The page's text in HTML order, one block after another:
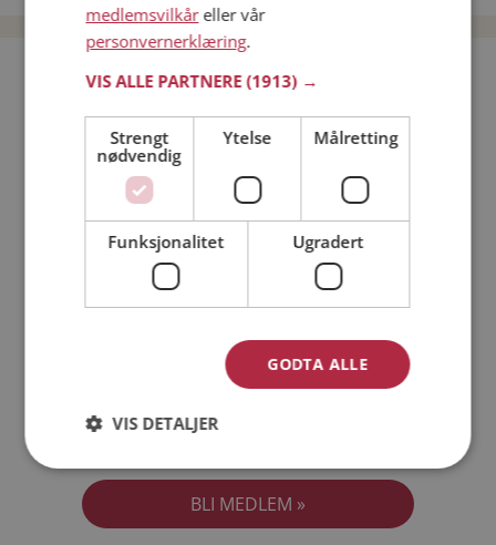
Bli medlem gratis!
Jeg er en: Mann Kvinne
Min alder:
Jeg akseptererMedlemsvilkårene
medlemsvilkåreller vår
personvernerklæring.
VIS ALLE PARTNERE(1913) →
Strengt
nødvendig
Ytelse Målretting
Funksjonalitet Ugradert
GODTA ALLE
VIS DETALJER